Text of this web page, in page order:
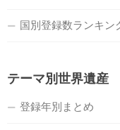
国別登録数ランキン
テーマ別世界遺産
登録年別まとめ